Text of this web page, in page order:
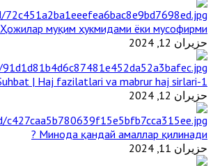
Ҳожилар муқим ҳукмидами ёки мусофирми?
حزيران 12, 2024
1-Suhbat | Haj fazilatlari va mabrur haj sirlari
حزيران 12, 2024
Минода қандай амаллар қилинади ?
حزيران 11, 2024